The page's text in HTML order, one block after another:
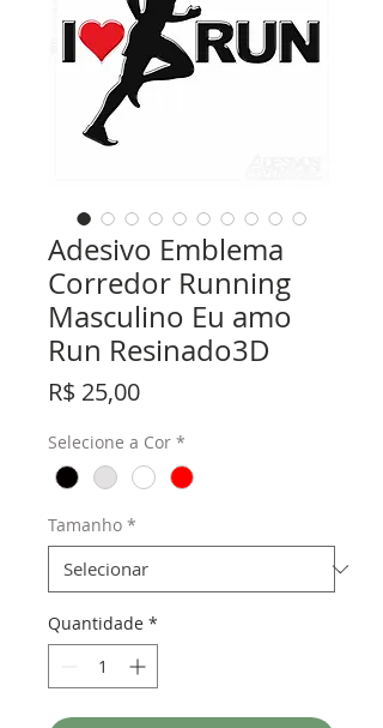
Adesivo Emblema
Corredor Running
Masculino Eu amo
Run Resinado3D
R$ 25,00Preço
Selecione a Cor *
Tamanho *
Quantidade *